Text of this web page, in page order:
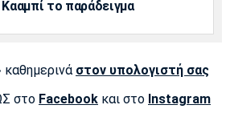
το παράδειγμα
στον υπολογιστή σας
στο Facebook και στο Instagram